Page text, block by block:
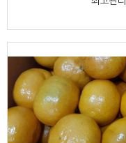
58
작성자
작성일
조회